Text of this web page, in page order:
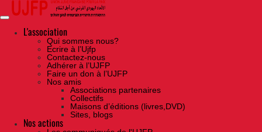
Skip
the
contentL'association
Qui sommes nous?
Ecrire à l’Ujfp
Contactez-nous
Adhérer à l’UJFP
Faire un don à l’UJFP
Nos amis
Associations partenaires
Collectifs
Maisons d’éditions (livres,DVD)
Sites, blogs
Nos actions